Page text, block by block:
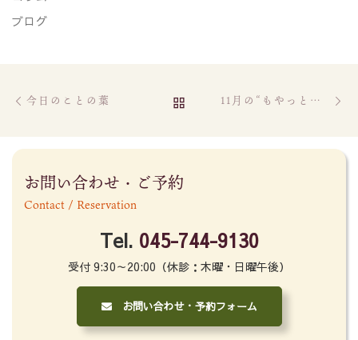
ブログ
今日のことの葉 BACK TO POST LIST
11月の“もやっとカフェ”のお知らせ
お問い合わせ・ご予約
Contact / Reservation
Tel. 045-744-9130
受付 9:30～20:00（休診：木曜・日曜午後）
お問い合わせ・予約フォーム